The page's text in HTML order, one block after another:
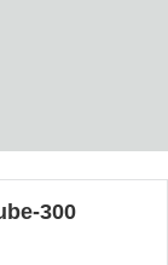
300